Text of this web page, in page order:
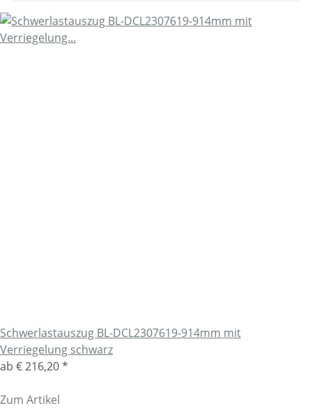
Schwerlastauszug BL-DCL2307619-914mm mit
Verriegelung schwarz
ab € 216,20*
Zum Artikel